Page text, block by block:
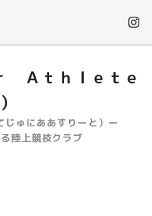
Ａｔｈｌｅｔｅ
じゅにああすりーと）ー
陸上競技クラブ